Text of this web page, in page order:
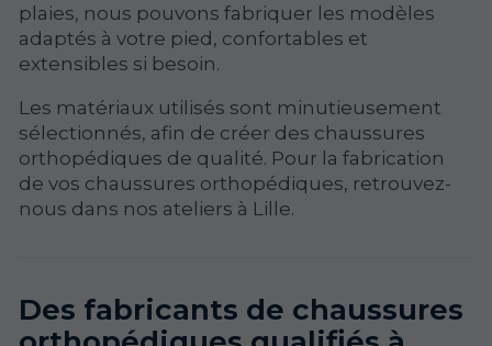
plaies, nous pouvons fabriquer les modèles
adaptés à votre pied, confortables et
extensibles si besoin.
Les matériaux utilisés sont minutieusement
sélectionnés, afin de créer des chaussures
orthopédiques de qualité. Pour la fabrication
de vos chaussures orthopédiques, retrouvez-
nous dans nos ateliers à Lille.
Des fabricants de chaussures